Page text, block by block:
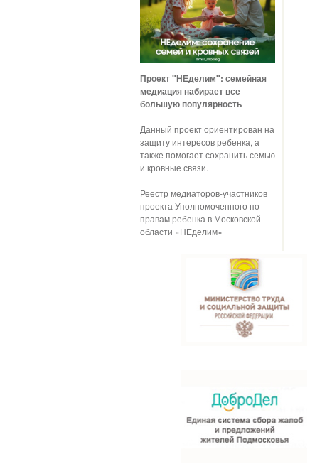
Проект "НЕделим": семейная
медиация набирает все
большую популярность
Данный проект ориентирован на
защиту интересов ребенка, а
также помогает сохранить семью
и кровные связи.
Реестр медиаторов-участников
проекта Уполномоченного по
правам ребенка в Московской
области «НЕделим»